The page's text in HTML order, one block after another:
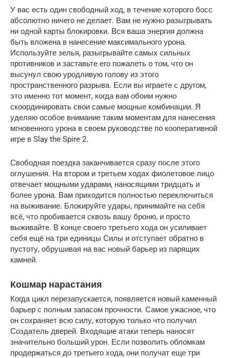
У вас есть один свободный ход, в течение которого босс
абсолютно ничего не делает. Вам не нужно разыгрывать
ни одной карты блокировки. Вся ваша энергия должна
быть вложена в нанесение максимального урона.
Используйте зелья, разыгрывайте самых сильных
противников и заставьте его пожалеть о том, что он
высунул свою уродливую голову из этого
пространственного разрыва. Если вы играете с другом,
это именно тот момент, когда вам обоим нужно
скоординировать свои самые мощные комбинации. Я
уделяю особое внимание таким моментам для нанесения
мгновенного урона в своем руководстве по кооперативной
игре в Slay the Spire 2.
Свободная поездка заканчивается сразу после этого
оглушения. На втором и третьем ходах фиолетовое лицо
отвечает мощными ударами, наносящими тридцать и
более урона. Вам приходится полностью переключиться
на выживание. Блокируйте удары, принимайте на себя
всё, что пробивается сквозь вашу броню, и просто
выживайте. В конце своего третьего хода он усиливает
себя ещё на три единицы Силы и отступает обратно в
пустоту, обрушивая на вас новый барьер из парящих
камней.
Кошмар нарастания
Когда цикл перезапускается, появляется новый каменный
барьер с полным запасом прочности. Самое ужасное, что
он сохраняет всю силу, которую только что получил
Создатель дверей. Входящие атаки теперь наносят
значительно больший урон. Если позволить обломкам
продержаться до третьего хода, они получат еще три